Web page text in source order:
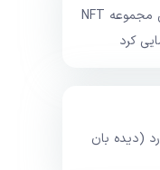
کریستیانو رونالدو از چهارمین مجموعه NFT
کرد
قرار دارد (دیده بان